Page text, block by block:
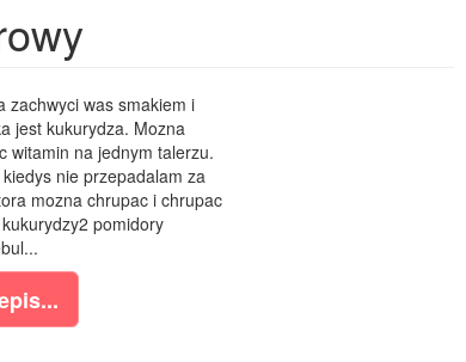
zachwyci was smakiem i
jest kukurydza. Mozna
witamin na jednym talerzu.
nie przepadalam za
mozna chrupac i chrupac
pomidory